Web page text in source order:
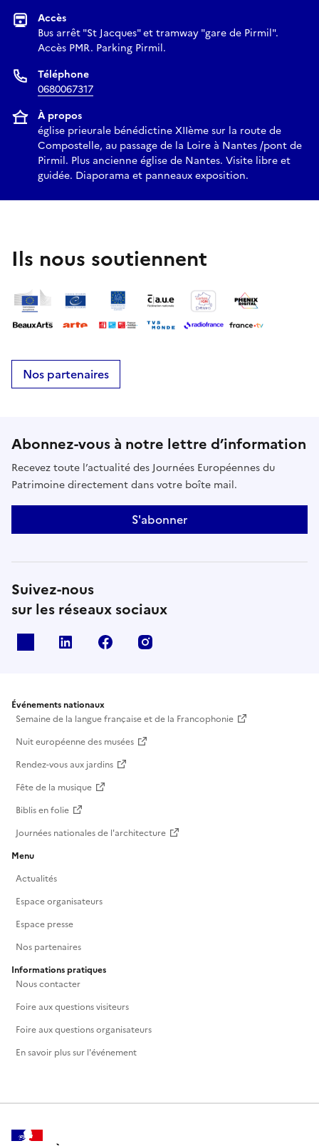
Accès
Bus arrêt "St Jacques" et tramway "gare de Pirmil".
Accès PMR. Parking Pirmil.
Téléphone
0680067317
À propos
église prieurale bénédictine XIIème sur la route de
Compostelle, au passage de la Loire à Nantes /pont de
Pirmil. Plus ancienne église de Nantes. Visite libre et
guidée. Diaporama et panneaux exposition.
Ils nous soutiennent
Nos partenaires
Abonnez-vous à notre lettre d’information
Recevez toute l’actualité des Journées Européennes du
Patrimoine directement dans votre boîte mail.
S'abonner
Suivez-nous
sur les réseaux sociaux
Linkedin Facebook
Événements nationaux
Semaine de la langue française et de la Francophonie
Nuit européenne des musées
Rendez-vous aux jardins
Fête de la musique
Biblis en folie
Journées nationales de l'architecture
Menu
Actualités
Espace organisateurs
Espace presse
Nos partenaires
Informations pratiques
Nous contacter
Foire aux questions visiteurs
Foire aux questions organisateurs
En savoir plus sur l'événement